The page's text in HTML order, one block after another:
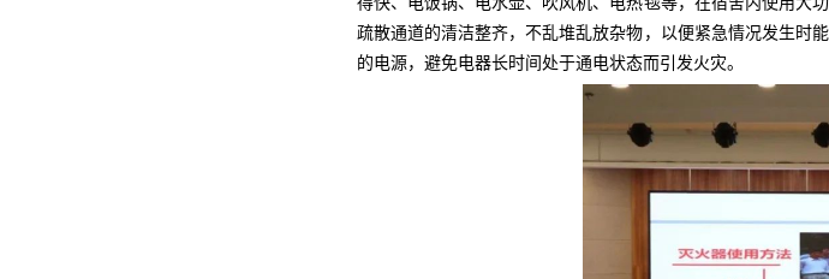
疏散通道的清洁整齐，不乱堆乱放杂物，以便紧急情况发生时
的电源，避免电器长时间处于通电状态而引发火灾。